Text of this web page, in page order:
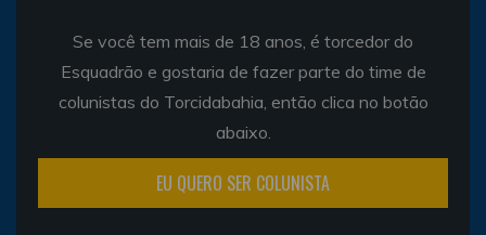
Se você tem mais de 18 anos, é torcedor do
Esquadrão e gostaria de fazer parte do time de
colunistas do Torcidabahia, então clica no botão
abaixo.
EU QUERO SER COLUNISTA